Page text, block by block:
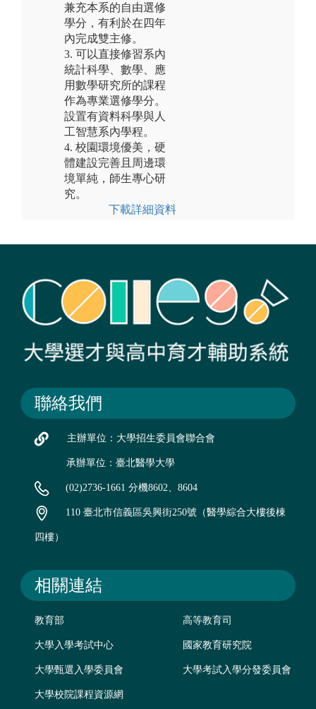
兼充本系的自由選修
學分，有利於在四年
內完成雙主修。
3. 可以直接修習系內
統計科學、數學、應
用數學研究所的課程
作為專業選修學分。
設置有資料科學與人
工智慧系內學程。
4. 校園環境優美，硬
體建設完善且周邊環
境單純，師生專心研
究。
下載詳細資料
聯絡我們
主辦單位：大學招生委員會聯合會
承辦單位：臺北醫學大學
(02)2736-1661 分機8602、8604
110 臺北市信義區吳興街250號（醫學綜合大樓後棟
四樓）
相關連結
教育部 高等教育司
大學入學考試中心 國家教育研究院
大學甄選入學委員會 大學考試入學分發委員會
大學校院課程資源網